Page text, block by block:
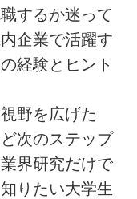
するか迷って
企業で活躍す
経験とヒント
野を広げた
次のステップ
界研究だけで
りたい大学生